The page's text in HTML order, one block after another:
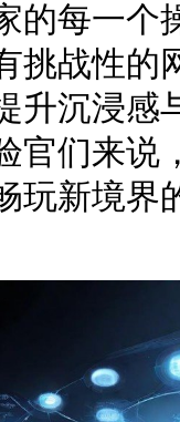
的每一个
挑战性的
升沉浸感
官们来说
玩新境界